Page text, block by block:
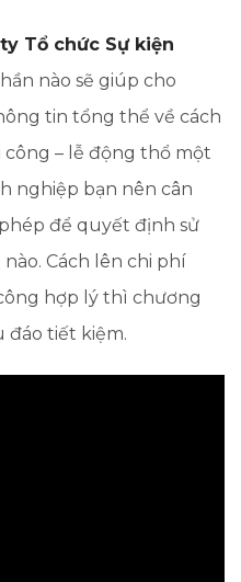
Tổ chức Sự kiện
nào sẽ giúp cho
tin tổng thể về cách
công – lễ động thổ một
nghiệp bạn nên cân
để quyết định sử
Cách lên chi phí
hợp lý thì chương
đáo tiết kiệm.